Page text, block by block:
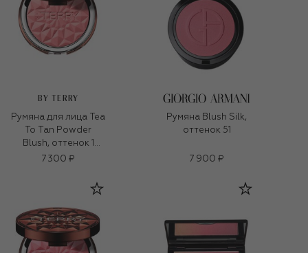
BY TERRY
Румяна для лица Tea
To Tan Powder
Blush, оттенок 1
Rosy Romance (7g)
7 300 ₽
Румяна Blush Silk,
оттенок 51
7 900 ₽